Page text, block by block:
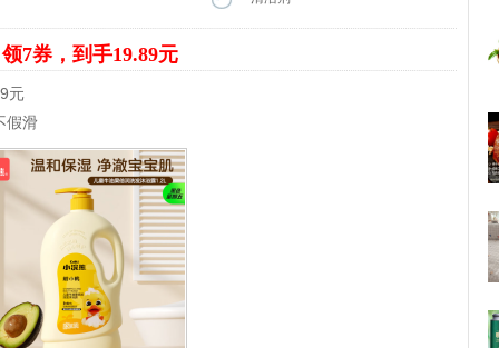
领7券，到手19.89元
元
假滑